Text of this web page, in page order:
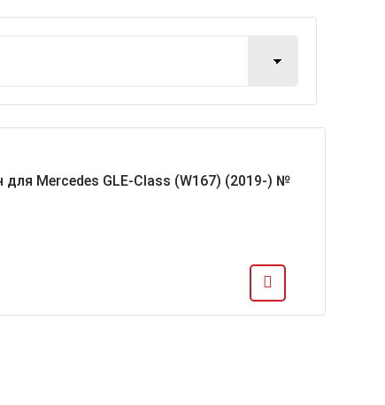
для Mercedes GLE-Class (W167) (2019-) №